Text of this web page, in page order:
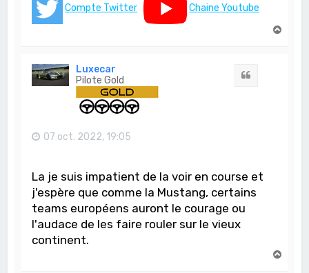
Compte Twitter
Chaine Youtube
Luxecar
Pilote Gold
07 oct. 2022, 19:05
La je suis impatient de la voir en course et
j'espère que comme la Mustang, certains
teams européens auront le courage ou
l'audace de les faire rouler sur le vieux
continent.